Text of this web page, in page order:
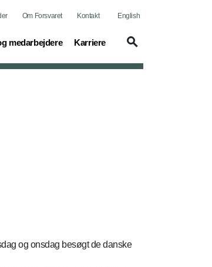
Om Forsvaret Kontakt English
medarbejdere Karriere
(current)
og onsdag besøgt de danske